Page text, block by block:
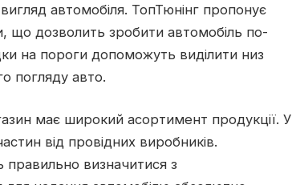
автомобіля. ТопТюнінг пропонує
що дозволить зробити автомобіль по-
на пороги допоможуть виділити низ
погляду авто.
має широкий асортимент продукції. У
від провідних виробників.
правильно визначитися з